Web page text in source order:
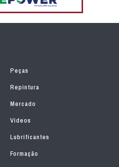
Peças
Repintura
Mercado
Vídeos
Lubrificantes
Formação